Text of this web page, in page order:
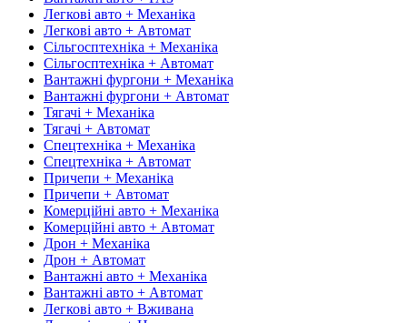
Легкові авто + Механіка
Легкові авто + Автомат
Сільгосптехніка + Механіка
Сільгосптехніка + Автомат
Вантажні фургони + Механіка
Вантажні фургони + Автомат
Тягачі + Механіка
Тягачі + Автомат
Спецтехніка + Механіка
Спецтехніка + Автомат
Причепи + Механіка
Причепи + Автомат
Комерційні авто + Механіка
Комерційні авто + Автомат
Дрон + Механіка
Дрон + Автомат
Вантажні авто + Механіка
Вантажні авто + Автомат
Легкові авто + Вживана